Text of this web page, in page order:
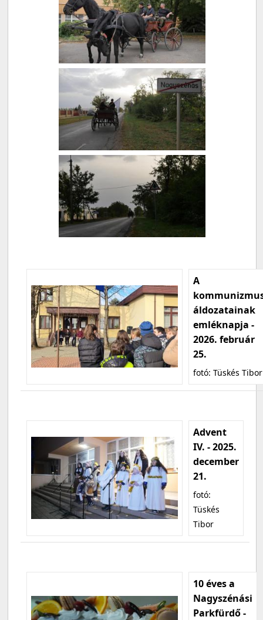
A
áldozatainak
emléknapja -
2026. február
25.
fotó: Tüskés Tibor
Advent
IV. - 2025.
december
21.
fotó:
Tüskés
Tibor
10 éves a
Nagyszénási
Parkfürdő -